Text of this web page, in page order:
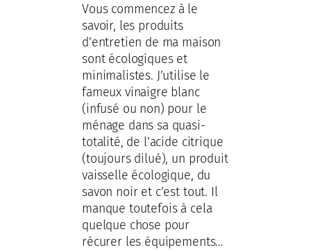
Vous commencez à le
savoir, les produits
d’entretien de ma maison
sont écologiques et
minimalistes. J’utilise le
fameux vinaigre blanc
(infusé ou non) pour le
ménage dans sa quasi-
totalité, de l’acide citrique
(toujours dilué), un produit
vaisselle écologique, du
savon noir et c’est tout. Il
manque toutefois à cela
quelque chose pour
récurer les équipements…